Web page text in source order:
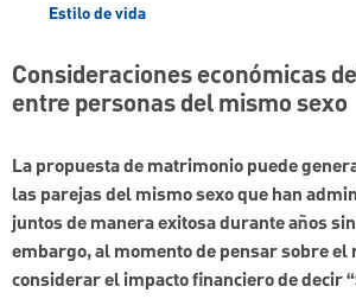
Estilo de vida
Consideraciones económicas
entre personas del mismo sexo
La propuesta de matrimonio puede
las parejas del mismo sexo que han
juntos de manera exitosa durante años
embargo, al momento de pensar sobre
considerar el impacto financiero de decir